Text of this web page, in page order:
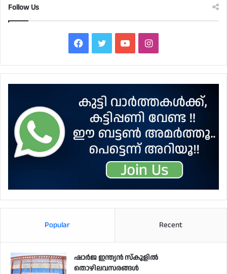
Follow Us
FacebookTwitterYouTubeInstagram
Popular Recent
ഷാർജ ഇന്ത്യൻ സ്കൂളിൽ
തൊഴിലവസരങ്ങൾ